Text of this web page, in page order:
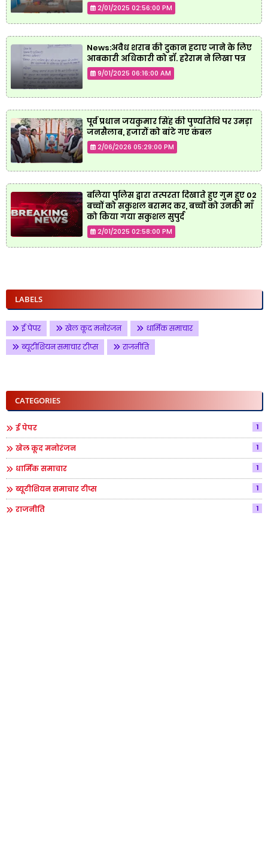
2/01/2025 02:56:00 PM
News:अवैध शराब की दुकान हटाए जाने के लिए
आबकारी अधिकारी को डॉ. हरेराम ने लिखा पत्र
9/01/2025 06:16:00 AM
पूर्व प्रधान जयकुमार सिंह की पुण्यतिथि पर उमड़ा
जनसैलाब, हजारों को बांटे गए कंबल
2/06/2026 05:29:00 PM
बलिया पुलिस द्वारा तत्परता दिखाते हुए गुम हुए 02
बच्चों को सकुशल बरामद कर, बच्चों को उनकी माँ
को किया गया सकुशल सुपुर्द
2/01/2025 02:58:00 PM
LABELS
ई पेपर खेल कूद मनोरंजन
धार्मिक समाचार
ब्यूटीशियन समाचार टीप्स
राजनीति
CATEGORIES
ई पेपर 1
खेल कूद मनोरंजन 1
धार्मिक समाचार 1
ब्यूटीशियन समाचार टीप्स 1
राजनीति 1